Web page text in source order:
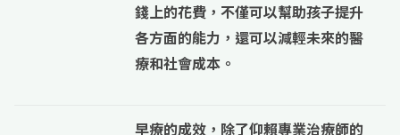
錢上的花費，不僅可以幫助孩子提升
各方面的能力，還可以減輕未來的醫
療和社會成本。
早療的成效，除了仰賴專業治療師的